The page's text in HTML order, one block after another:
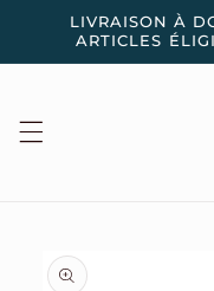
passer
contenu
LIVRAISON À
ARTICLES
Passer aux
informations